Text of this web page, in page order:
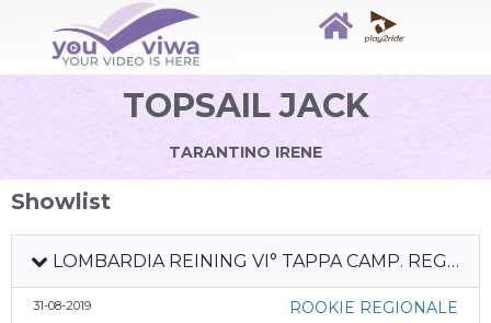
TOPSAIL JACK
TARANTINO IRENE
Showlist
LOMBARDIA REINING VI° TAPPA CAMP. REGIONALE DEB + PREFUT + FUT 4Y
31-08-2019 ROOKIE REGIONALE